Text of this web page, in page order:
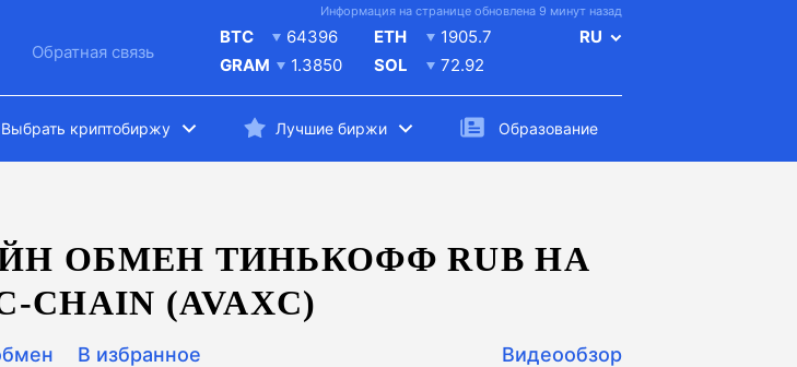
Информация на странице обновлена 9 минут назад
Обратная связь
BTC
64396
GRAM
1.3850
ETH
1905.7
SOL
72.92
RU
Выбрать криптобиржу Лучшие биржи Образование
ОБМЕН ТИНЬКОФФ RUB НА
CHAIN (AVAXC)
В избранное Видеообзор